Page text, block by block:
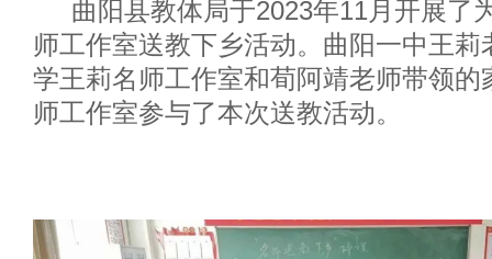
曲阳县教体局于2023年11月开展了
师工作室送教下乡活动。曲阳一中王莉
学王莉名师工作室和荀阿靖老师带领的
师工作室参与了本次送教活动。